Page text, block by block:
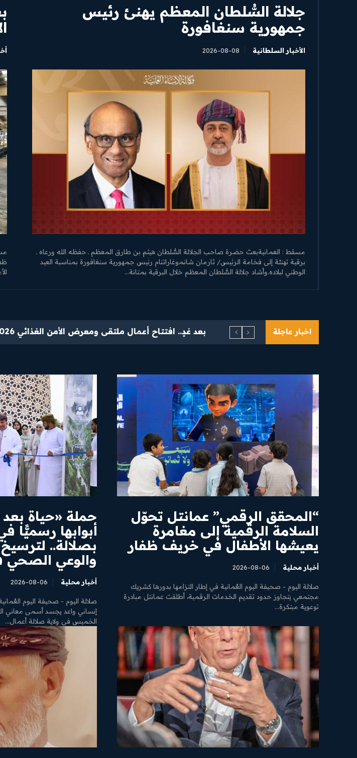
الخصوصية
الاستخدام
مقالاتنا الحصرية
جلالة السُّلطان المعظم يهنئ رئيس
جمهورية سنغافورة
الأخبار السلطانية 2026-08-08
مسقط : العمانيةبعث حضرة صاحب الجلالة السُّلطان هيثم بن طارق المعظم ـ حفظه الله ورعاه ـ
برقية تهنئة إلى فخامة الرئيس/ ثارمان شانموغاراتنام رئيس جمهورية سنغافورة بمناسبة العيد
الوطني لبلاده.وأشاد جلالة السُّلطان المعظم خلال البرقية بمتانة...
الأمن
اخبار عاجلة بعد غدٍ.. افتتاح أعمال ملتقى ومعرض الأمن الغذائي 2026 بصلالة
“المحقق الرقمي” عمانتل تحوّل
السلامة الرقمية إلى مغامرة
يعيشها الأطفال في خريف ظفار
أخبار محلية 2026-08-06
صلالة اليوم - صحيفة اليوم العُمانية في إطار التزامها بدورها كشريك
مجتمعي يتجاوز حدود تقديم الخدمات الرقمية، أطلقت عمانتل مبادرة
توعوية مبتكرة...
​حملة «حياة
أبوابها رسميًّا
بصلالة..
والوعي الصحي
أخبار محلية 2026-08-06
​صلالة اليوم - صحيفة اليوم
إنساني واعد يجسد أسمى معاني
الخميس في ولاية صلالة أعمال...